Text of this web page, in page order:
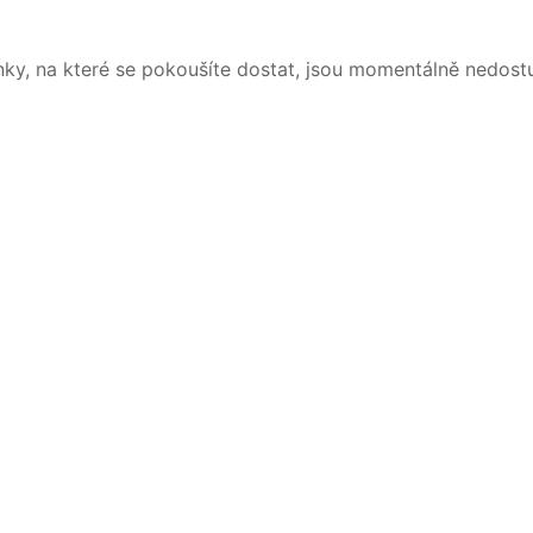
na které se pokoušíte dostat, jsou momentálně